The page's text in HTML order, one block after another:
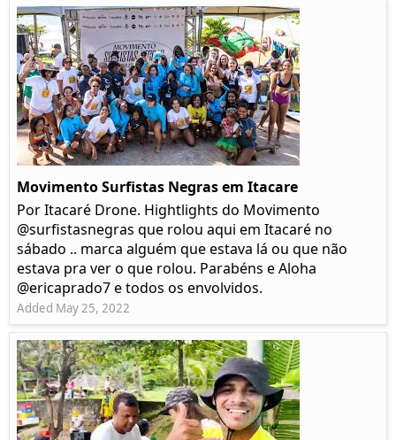
Movimento Surfistas Negras em Itacare
Por Itacaré Drone. Hightlights do Movimento
@surfistasnegras que rolou aqui em Itacaré no
sábado .. marca alguém que estava lá ou que não
estava pra ver o que rolou. Parabéns e Aloha
@ericaprado7 e todos os envolvidos.
Added May 25, 2022